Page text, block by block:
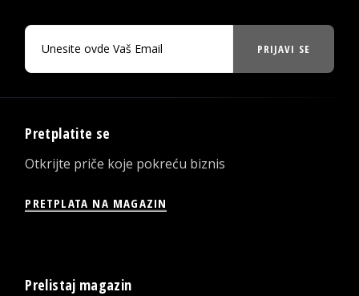
PRIJAVI SE
Pretplatite se
Otkrijte priče koje pokreću biznis
PRETPLATA NA MAGAZIN
Prelistaj magazin